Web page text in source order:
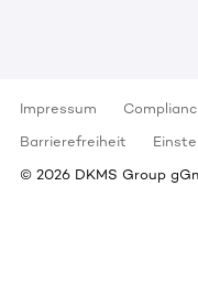
Impressum
Barrierefreiheit
© 2026 DKMS Group